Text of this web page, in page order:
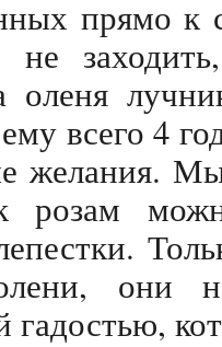
прямо к
не
оленя
всего 4
желания.
розам
они
гадостью,